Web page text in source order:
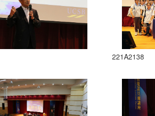
221A2138